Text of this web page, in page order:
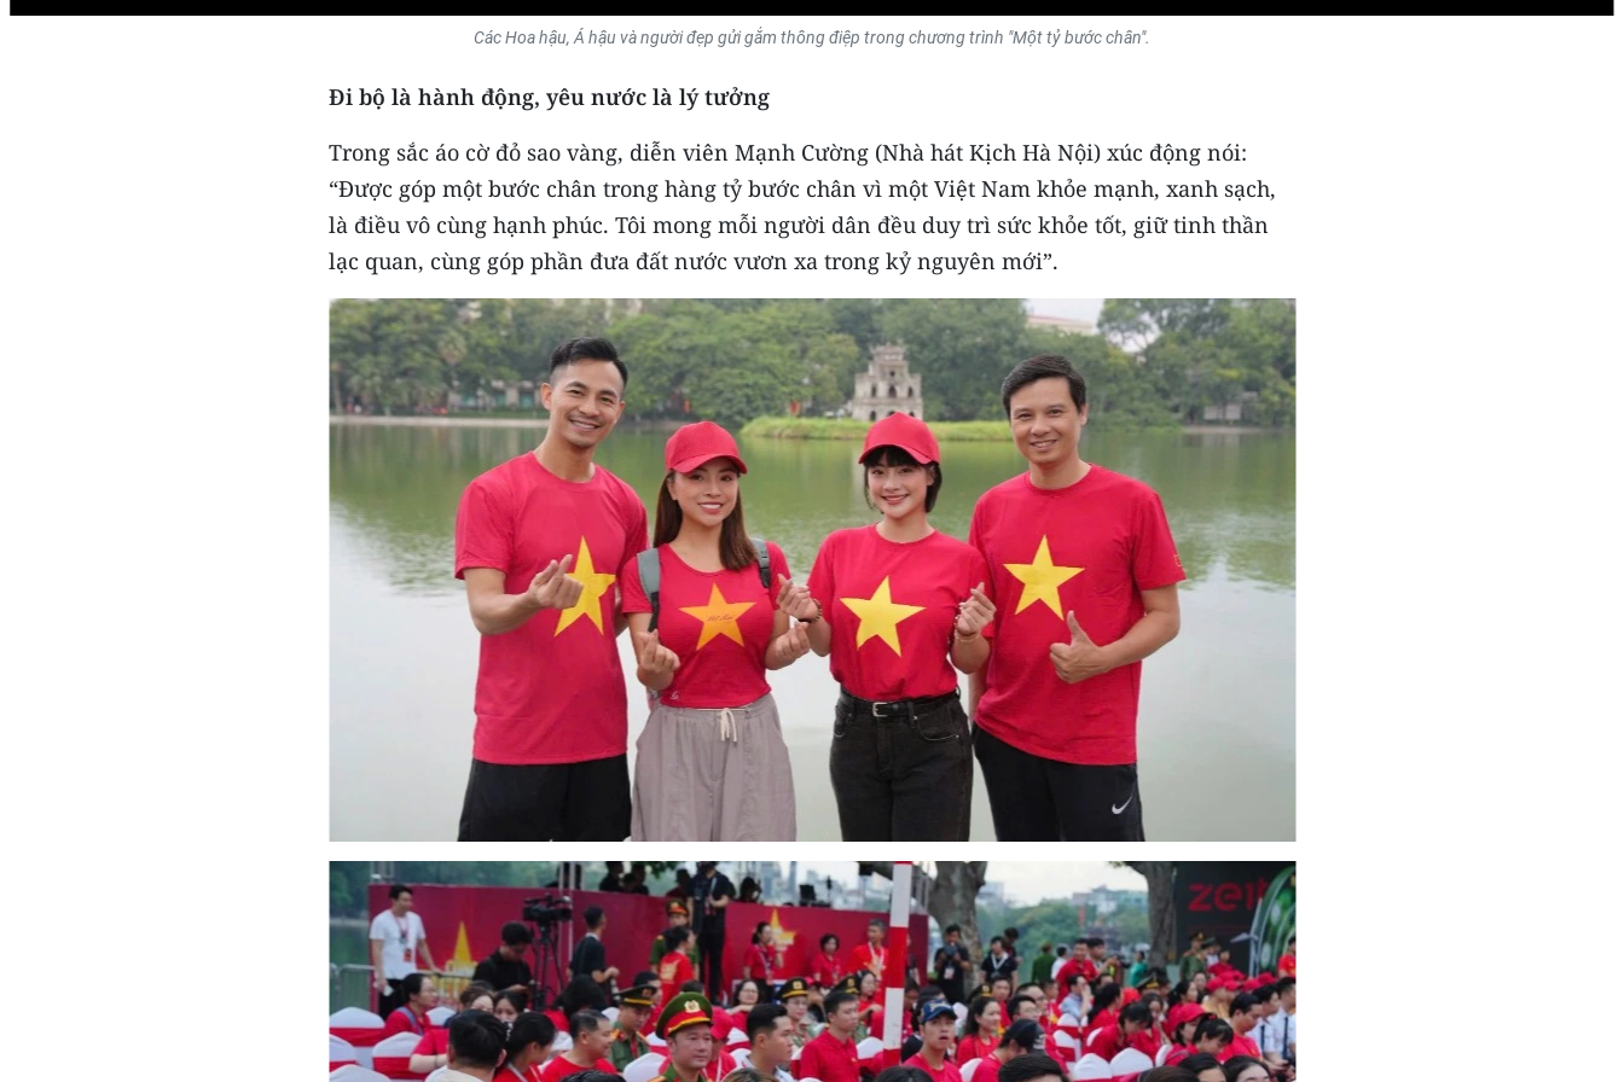
Các Hoa hậu, Á hậu và người đẹp gửi gắm thông điệp trong chương trình "Một tỷ bước chân".
Đi bộ là hành động, yêu nước là lý tưởng
Trong sắc áo cờ đỏ sao vàng, diễn viên Mạnh Cường (Nhà hát Kịch Hà Nội) xúc động nói:
“Được góp một bước chân trong hàng tỷ bước chân vì một Việt Nam khỏe mạnh, xanh sạch,
là điều vô cùng hạnh phúc. Tôi mong mỗi người dân đều duy trì sức khỏe tốt, giữ tinh thần
lạc quan, cùng góp phần đưa đất nước vươn xa trong kỷ nguyên mới”.